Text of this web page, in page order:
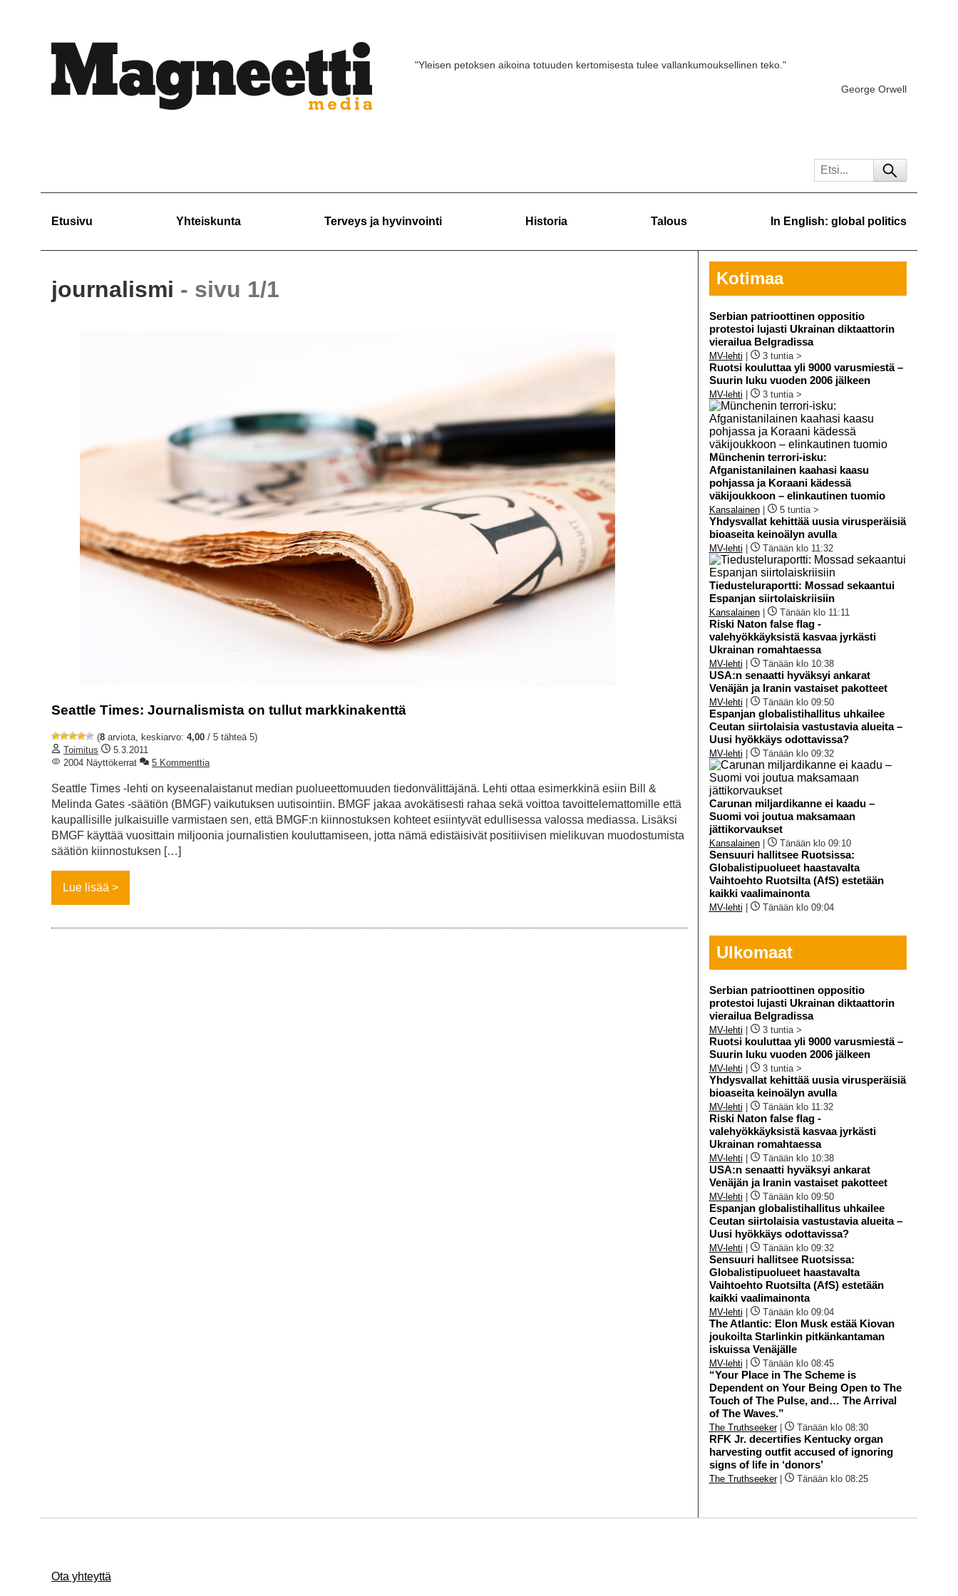
"Yleisen petoksen aikoina totuuden kertomisesta tulee vallankumouksellinen teko."
George Orwell
Etusivu Yhteiskunta Terveys ja hyvinvointi Historia Talous In English: global politics
journalismi - sivu 1/1
Seattle Times: Journalismista on tullut markkinakenttä
(8 arviota, keskiarvo: 4,00 / 5 tähteä 5)
Toimitus
5.3.2011
2004 Näyttökerrat
5 Kommenttia
Seattle Times -lehti on kyseenalaistanut median puolueettomuuden tiedonvälittäjänä. Lehti ottaa esimerkkinä esiin Bill &
Melinda Gates -säätiön (BMGF) vaikutuksen uutisointiin. BMGF jakaa avokätisesti rahaa sekä voittoa tavoittelemattomille että
kaupallisille julkaisuille varmistaen sen, että BMGF:n kiinnostuksen kohteet esiintyvät edullisessa valossa mediassa. Lisäksi
BMGF käyttää vuosittain miljoonia journalistien kouluttamiseen, jotta nämä edistäisivät positiivisen mielikuvan muodostumista
säätiön kiinnostuksen […]
Lue lisää
Kotimaa
Serbian patrioottinen oppositio
protestoi lujasti Ukrainan diktaattorin
vierailua Belgradissa
MV-lehti 3 tuntia >
Ruotsi kouluttaa yli 9000 varusmiestä –
Suurin luku vuoden 2006 jälkeen
MV-lehti 3 tuntia >
Münchenin terrori-isku:
Afganistanilainen kaahasi kaasu
pohjassa ja Koraani kädessä
väkijoukkoon – elinkautinen tuomio
Kansalainen| 5 tuntia >
Yhdysvallat kehittää uusia virusperäisiä
bioaseita keinoälyn avulla
MV-lehti Tänään klo 11:32
Tiedusteluraportti: Mossad sekaantui
Espanjan siirtolaiskriisiin
Kansalainen| Tänään klo 11:11
Riski Naton false flag -
valehyökkäyksistä kasvaa jyrkästi
Ukrainan romahtaessa
MV-lehti Tänään klo 10:38
USA:n senaatti hyväksyi ankarat
Venäjän ja Iranin vastaiset pakotteet
MV-lehti Tänään klo 09:50
Espanjan globalistihallitus uhkailee
Ceutan siirtolaisia vastustavia alueita –
Uusi hyökkäys odottavissa?
MV-lehti Tänään klo 09:32
Carunan miljardikanne ei kaadu –
Suomi voi joutua maksamaan
jättikorvaukset
Kansalainen| Tänään klo 09:10
Sensuuri hallitsee Ruotsissa:
Globalistipuolueet haastavalta
Vaihtoehto Ruotsilta (AfS) estetään
kaikki vaalimainonta
MV-lehti Tänään klo 09:04
Ulkomaat
Serbian patrioottinen oppositio
protestoi lujasti Ukrainan diktaattorin
vierailua Belgradissa
MV-lehti 3 tuntia >
Ruotsi kouluttaa yli 9000 varusmiestä –
Suurin luku vuoden 2006 jälkeen
MV-lehti 3 tuntia >
Yhdysvallat kehittää uusia virusperäisiä
bioaseita keinoälyn avulla
MV-lehti Tänään klo 11:32
Riski Naton false flag -
valehyökkäyksistä kasvaa jyrkästi
Ukrainan romahtaessa
MV-lehti Tänään klo 10:38
USA:n senaatti hyväksyi ankarat
Venäjän ja Iranin vastaiset pakotteet
MV-lehti Tänään klo 09:50
Espanjan globalistihallitus uhkailee
Ceutan siirtolaisia vastustavia alueita –
Uusi hyökkäys odottavissa?
MV-lehti Tänään klo 09:32
Sensuuri hallitsee Ruotsissa:
Globalistipuolueet haastavalta
Vaihtoehto Ruotsilta (AfS) estetään
kaikki vaalimainonta
MV-lehti Tänään klo 09:04
The Atlantic: Elon Musk estää Kiovan
joukoilta Starlinkin pitkänkantaman
iskuissa Venäjälle
MV-lehti Tänään klo 08:45
“Your Place in The Scheme is
Dependent on Your Being Open to The
Touch of The Pulse, and… The Arrival
of The Waves.”
The Truthseeker| Tänään klo 08:30
RFK Jr. decertifies Kentucky organ
harvesting outfit accused of ignoring
signs of life in ‘donors’
The Truthseeker| Tänään klo 08:25
Ota yhteyttä